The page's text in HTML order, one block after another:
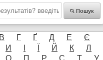
Пошук
В Г Ґ Д Е
Є
И І Ї Й К
Л